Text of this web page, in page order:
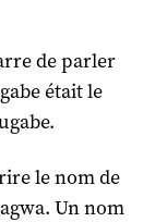
de parler
était le
le nom de
Un nom